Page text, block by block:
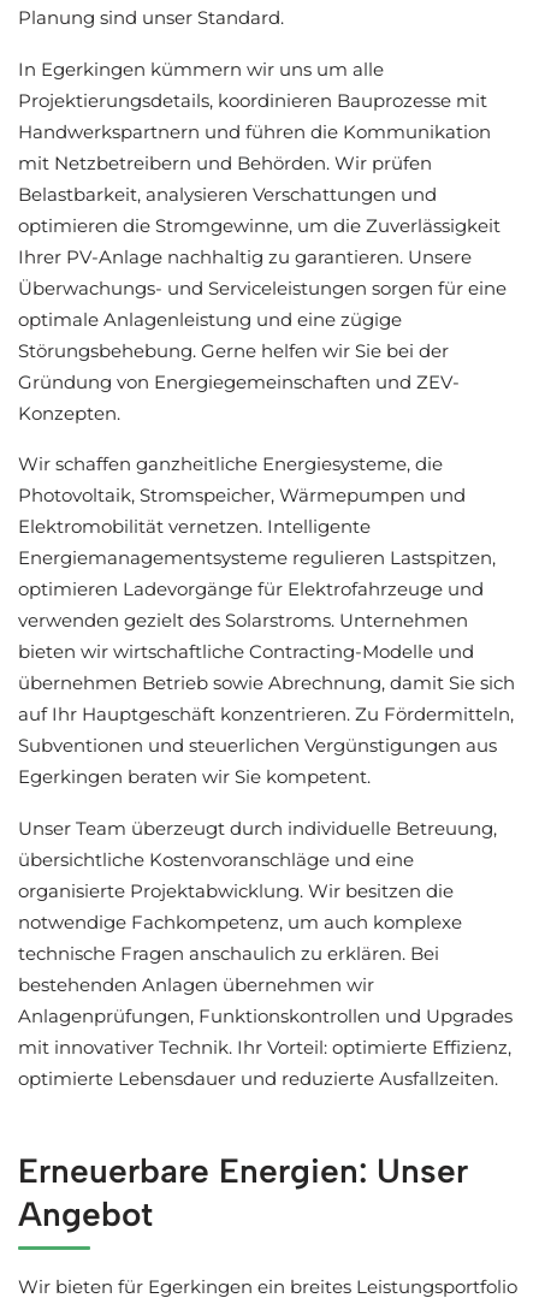
Planung sind unser Standard.
In Egerkingen kümmern wir uns um alle
Projektierungsdetails, koordinieren Bauprozesse mit
Handwerkspartnern und führen die Kommunikation
mit Netzbetreibern und Behörden. Wir prüfen
Belastbarkeit, analysieren Verschattungen und
optimieren die Stromgewinne, um die Zuverlässigkeit
Ihrer PV-Anlage nachhaltig zu garantieren. Unsere
Überwachungs- und Serviceleistungen sorgen für eine
optimale Anlagenleistung und eine zügige
Störungsbehebung. Gerne helfen wir Sie bei der
Gründung von Energiegemeinschaften und ZEV-
Konzepten.
Wir schaffen ganzheitliche Energiesysteme, die
Photovoltaik, Stromspeicher, Wärmepumpen und
Elektromobilität vernetzen. Intelligente
Energiemanagementsysteme regulieren Lastspitzen,
optimieren Ladevorgänge für Elektrofahrzeuge und
verwenden gezielt des Solarstroms. Unternehmen
bieten wir wirtschaftliche Contracting-Modelle und
übernehmen Betrieb sowie Abrechnung, damit Sie sich
auf Ihr Hauptgeschäft konzentrieren. Zu Fördermitteln,
Subventionen und steuerlichen Vergünstigungen aus
Egerkingen beraten wir Sie kompetent.
Unser Team überzeugt durch individuelle Betreuung,
übersichtliche Kostenvoranschläge und eine
organisierte Projektabwicklung. Wir besitzen die
notwendige Fachkompetenz, um auch komplexe
technische Fragen anschaulich zu erklären. Bei
bestehenden Anlagen übernehmen wir
Anlagenprüfungen, Funktionskontrollen und Upgrades
mit innovativer Technik. Ihr Vorteil: optimierte Effizienz,
optimierte Lebensdauer und reduzierte Ausfallzeiten.
Erneuerbare Energien: Unser
Angebot
Wir bieten für Egerkingen ein breites Leistungsportfolio